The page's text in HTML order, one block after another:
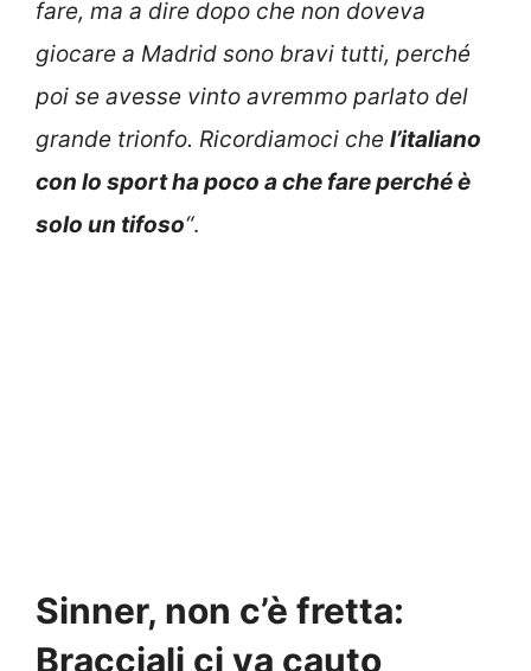
fare, ma a dire dopo che non doveva
giocare a Madrid sono bravi tutti, perché
poi se avesse vinto avremmo parlato del
grande trionfo. Ricordiamoci che l’italiano
con lo sport ha poco a che fare perché è
solo un tifoso“.
Sinner, non c’è fretta:
Bracciali ci va cauto